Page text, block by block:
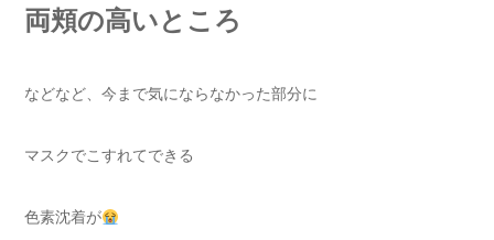
両頬の高いところ
などなど、今まで気にならなかった部分に
マスクでこすれてできる
色素沈着が